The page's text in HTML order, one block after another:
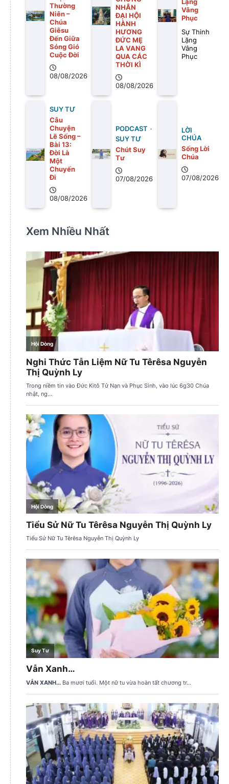
Thường
Niên –
Chúa
Giêsu
Đến Giữa
Sóng Gió
Cuộc Đời
08/08/2026
NHÂN
ĐẠI HỘI
HÀNH
HƯƠNG
ĐỨC MẸ
LA VANG
QUA CÁC
THỜI KÌ
08/08/2026
Vâng
Phục
Sự Thinh
Lặng
Vâng
Phục
SUY TƯ
Câu
Chuyện
Lẽ Sống –
Bài 13:
Ðời Là
Một
Chuyến
Ði
08/08/2026
PODCAST
SUY TƯ
Chút Suy
Tư
07/08/2026
LỜI
CHÚA
Sống Lời
Chúa
07/08/2026
Xem Nhiều Nhất